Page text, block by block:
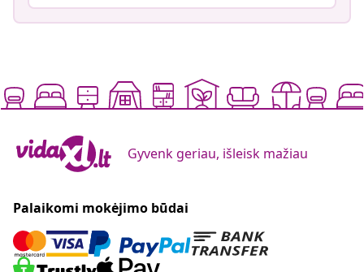
Gyvenk geriau, išleisk mažiau
Palaikomi mokėjimo būdai